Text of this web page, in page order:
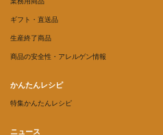
ギフト・直送品
生産終了商品
商品の安全性・アレルゲン情報
かんたんレシピ
特集かんたんレシピ
ニュース